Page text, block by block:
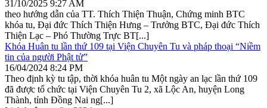
31/10/2025 9:27 AM
theo hướng dẫn của TT. Thích Thiện Thuận, Chứng minh BTC
khóa tu, Đại đức Thích Thiện Hưng – Trưởng BTC, Đại đức Thích
Thiện Lạc – Phó Thường Trực BT[...]
Khóa Huân tu lần thứ 109 tại Viện Chuyên Tu và pháp thoại “Niềm
tin của người Phật tử”
16/04/2024 8:24 PM
Theo định kỳ tu tập, thời khóa huân tu Một ngày an lạc lần thứ 109
đã được tổ chức tại Viện Chuyên Tu 2, xã Lộc An, huyện Long
Thành, tỉnh Đồng Nai ng[...]